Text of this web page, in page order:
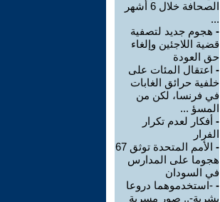
الصحافة خلال 6 أشهر
...
- هجوم جديد لتصفية
قضية اللاجئين وإلغاء
حق العودة
- اعتقال المئات على
خلفية حرائق الغابات
في فرنسا، لكن من
المسؤ ...
- أفكار لعدم تكرار
الفرار
-
الأمم المتحدة توثق 67
هجوما على المدارس
في السودان
- -استخدموهما دروعا
بشرية-.. صور مسربة